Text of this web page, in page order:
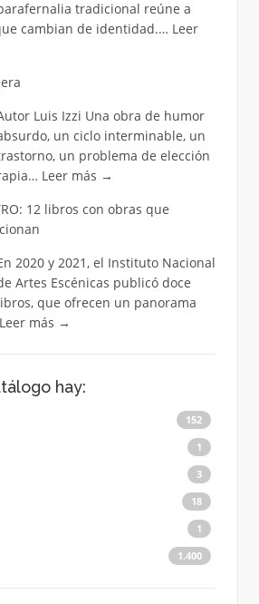
tradicional reúne a
cambian de identidad.… Leer
Luis Izzi Una obra de humor
un ciclo interminable, un
un problema de elección
Leer más →
12 libros con obras que
2020 y 2021, el Instituto Nacional
Artes Escénicas publicó doce
que ofrecen un panorama
Leer más →
hay:
152
1
3
18
1
1.400